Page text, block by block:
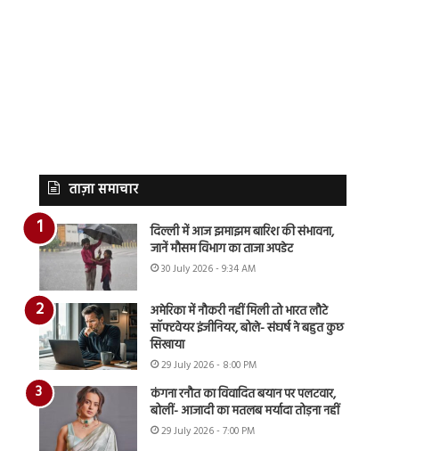
ताज़ा समाचार
दिल्ली में आज झमाझम बारिश की संभावना,
जानें मौसम विभाग का ताजा अपडेट
30 July 2026 - 9:34 AM
अमेरिका में नौकरी नहीं मिली तो भारत लौटे
सॉफ्टवेयर इंजीनियर, बोले- संघर्ष ने बहुत कुछ
सिखाया
29 July 2026 - 8:00 PM
कंगना रनौत का विवादित बयान पर पलटवार,
बोलीं- आजादी का मतलब मर्यादा तोड़ना नहीं
29 July 2026 - 7:00 PM